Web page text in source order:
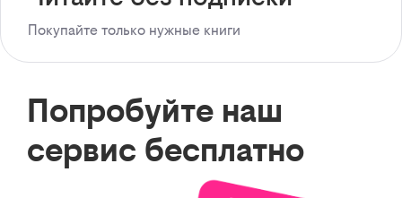
Покупайте только нужные книги
Попробуйте наш
сервис бесплатно